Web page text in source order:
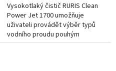
Vysokotlaký čistič RURIS Clean
Power Jet 1700 umožňuje
uživateli provádět výběr typů
vodního proudu pouhým
otáčením usměrňovače na